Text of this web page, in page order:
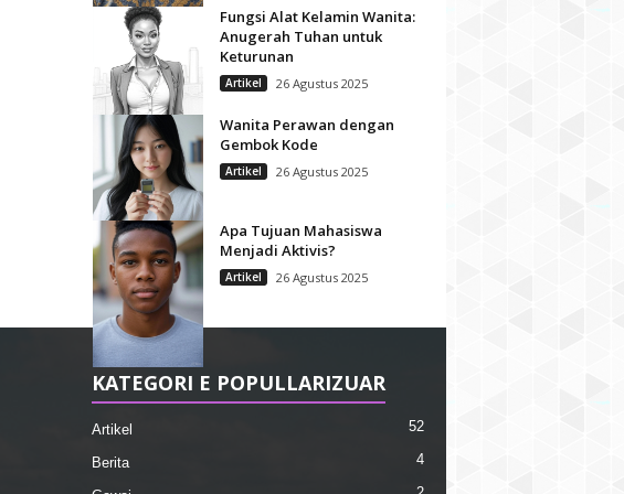
Fungsi Alat Kelamin Wanita:
Anugerah Tuhan untuk
Keturunan
Artikel 26 Agustus 2025
Wanita Perawan dengan
Gembok Kode
Artikel 26 Agustus 2025
Apa Tujuan Mahasiswa
Menjadi Aktivis?
Artikel 26 Agustus 2025
KATEGORI E POPULLARIZUAR
Artikel 52
Berita 4